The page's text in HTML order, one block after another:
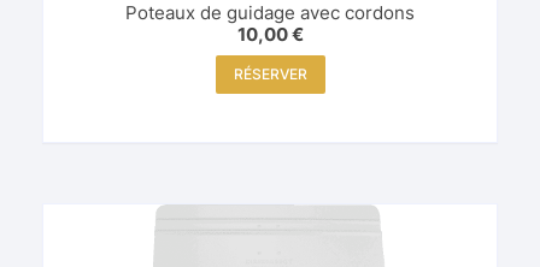
Poteaux de guidage avec cordons
10,00€
RÉSERVER